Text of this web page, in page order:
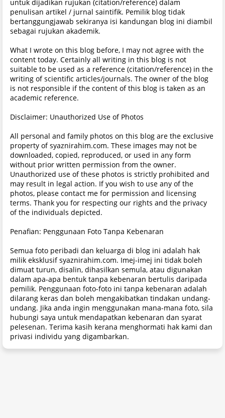
untuk dijadikan rujukan (citation/reference) dalam
penulisan artikel / jurnal saintifik. Pemilik blog tidak
bertanggungjawab sekiranya isi kandungan blog ini diambil
sebagai rujukan akademik.
What I wrote on this blog before, I may not agree with the
content today. Certainly all writing in this blog is not
suitable to be used as a reference (citation/reference) in the
writing of scientific articles/journals. The owner of the blog
is not responsible if the content of this blog is taken as an
academic reference.
Disclaimer: Unauthorized Use of Photos
All personal and family photos on this blog are the exclusive
property of syaznirahim.com. These images may not be
downloaded, copied, reproduced, or used in any form
without prior written permission from the owner.
Unauthorized use of these photos is strictly prohibited and
may result in legal action. If you wish to use any of the
photos, please contact me for permission and licensing
terms. Thank you for respecting our rights and the privacy
of the individuals depicted.
Penafian: Penggunaan Foto Tanpa Kebenaran
Semua foto peribadi dan keluarga di blog ini adalah hak
milik eksklusif syaznirahim.com. Imej-imej ini tidak boleh
dimuat turun, disalin, dihasilkan semula, atau digunakan
dalam apa-apa bentuk tanpa kebenaran bertulis daripada
pemilik. Penggunaan foto-foto ini tanpa kebenaran adalah
dilarang keras dan boleh mengakibatkan tindakan undang-
undang. Jika anda ingin menggunakan mana-mana foto, sila
hubungi saya untuk mendapatkan kebenaran dan syarat
pelesenan. Terima kasih kerana menghormati hak kami dan
privasi individu yang digambarkan.